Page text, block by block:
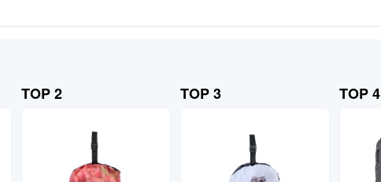
TOP 2 TOP 3 TOP 4